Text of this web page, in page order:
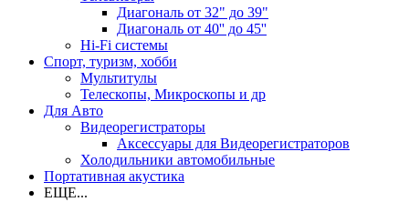
Диагональ от 32" до 39"
Диагональ от 40'' до 45''
Hi-Fi системы
Спорт, туризм, хобби
Мультитулы
Телескопы, Микроскопы и др
Для Авто
Видеорегистраторы
Аксессуары для Видеорегистраторов
Холодильники автомобильные
Портативная акустика
ЕЩЕ...